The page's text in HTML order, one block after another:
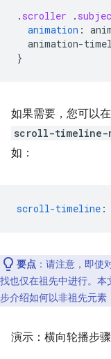
. scroller .
animation :
animation-
}
如果需要，您可以在
scroll-timeline-
如：
scroll-timeline :
要点 ：请注意，即使
找也仅在祖先中进行。本
步介绍如何以非祖先元素
演示：横向轮播步